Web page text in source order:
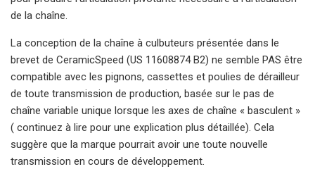
de la chaîne.
La conception de la chaîne à culbuteurs présentée dans le
brevet de CeramicSpeed ​​(US 11608874 B2) ne semble PAS être
compatible avec les pignons, cassettes et poulies de dérailleur
de toute transmission de production, basée sur le pas de
chaîne variable unique lorsque les axes de chaîne « basculent »
( continuez à lire pour une explication plus détaillée). Cela
suggère que la marque pourrait avoir une toute nouvelle
transmission en cours de développement.